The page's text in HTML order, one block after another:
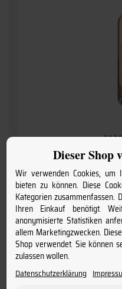
€
inkl. MwSt. / zzgl.
ab 1 Fl.
ab 6 Fl.
ab 12 Fl.
Dieser Shop
Wir verwenden Cookies, um
bieten zu können. Diese
Kategorien zusammenfassen.
Ihren Einkauf benötigt.
anonymisierte Statistiken
allem Marketingzwecken.
Shop verwendet. Sie können
zulassen wollen.
Datenschutzerklärung